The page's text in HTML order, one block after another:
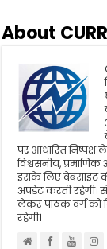
o
r
About
पर आधारित निष्पक्ष
विश्वसनीय,
इसके लिए वेबसाइट
अपडेट करती रहेगी।
लेकर पाठक वर्ग को
रहेगी।